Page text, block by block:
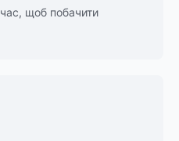
щоб побачити